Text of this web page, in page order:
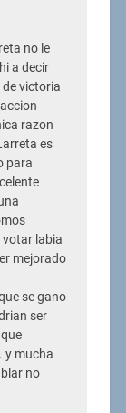
no le
a decir
victoria
razon
es
para
votar labia
mejorado
se gano
ser
y mucha
no